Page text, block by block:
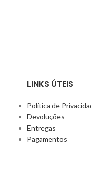
LINKS ÚTEIS
Política de
Devoluções
Entregas
Pagamentos